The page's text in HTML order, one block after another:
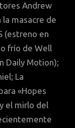
Andrew
masacre de
(estreno en
frío de Well
Daily Motion);
La
«Hopes
el mirlo del